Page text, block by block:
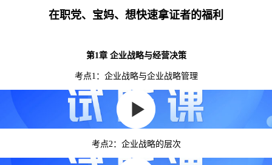
在职党、宝妈、想快速拿证者的福利
第1章 企业战略与经营决策
考点1：企业战略与企业战略管理
考点2：企业战略的层次